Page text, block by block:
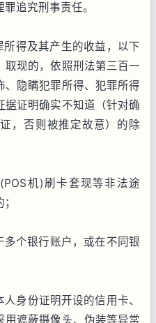
追究刑事责任。
得及其产生的收益，以下
取现的，依照刑法第三百一
隐瞒犯罪所得、犯罪所得
据证明确实不知道（针对确
，否则被推定故意）的除
机)刷卡套现等非法途
个银行账户，或在不同银
身份证明开设的信用卡、
用遮蔽摄像头、伪装等异常